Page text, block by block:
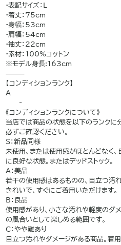
•表記サイズ：L
•着丈：75cm
•身幅：53cm
•肩幅：54cm
•袖丈：22cm
•素材：100%コットン
※モデル身長:163cm
⸻
【コンディションランク】
A
——-
《コンディションランクについて》
当店では商品の状態を以下のランクに
必ずご確認ください。
S：新品同様
未使用、または使用感がほとんどなく
に良好な状態。またはデッドストック。
A：美品
若干の使用感はあるものの、目立つ汚
きれいで、すぐにご着用いただけます。
B：良品
使用感があり、小さな汚れや軽度のダ
の風合いとして楽しめる範囲です。
C：やや難あり
目立つ汚れやダメージがある商品。着